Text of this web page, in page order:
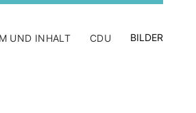
UND INHALT CDU BILDER